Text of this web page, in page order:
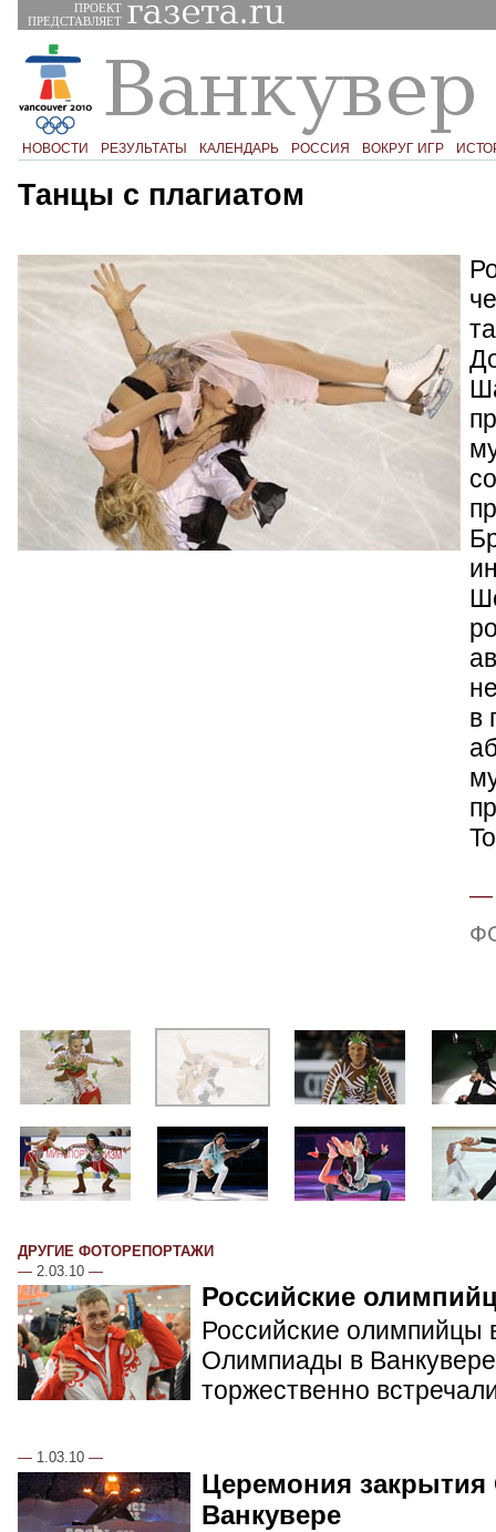
ПРОЕКТ
ПРЕДСТАВЛЯЕТ
НОВОСТИ РЕЗУЛЬТАТЫ КАЛЕНДАРЬ РОССИЯ ВОКРУГ ИГР
Танцы с плагиатом
в
ДРУГИЕ ФОТОРЕПОРТАЖИ
— 2.03.10 —
Российские
Российские олимпийцы
Олимпиады в
торжественно
— 1.03.10 —
Церемония
Ванкувере